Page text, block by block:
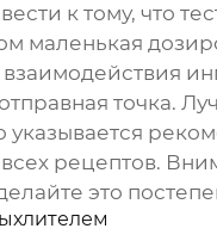
к тому, что
маленькая
точка.
указывается
рецептов.
это